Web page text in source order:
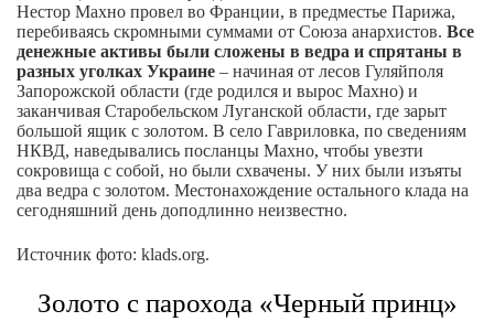
Нестор Махно провел во Франции, в предместье Парижа,
перебиваясь скромными суммами от Союза анархистов. Все
денежные активы были сложены в ведра и спрятаны в
разных уголках Украине – начиная от лесов Гуляйполя
Запорожской области (где родился и вырос Махно) и
заканчивая Старобельском Луганской области, где зарыт
большой ящик с золотом. В село Гавриловка, по сведениям
НКВД, наведывались посланцы Махно, чтобы увезти
сокровища с собой, но были схвачены. У них были изъяты
два ведра с золотом. Местонахождение остального клада на
сегодняшний день доподлинно неизвестно.
Источник фото: klads.org.
Золото с парохода «Черный принц»